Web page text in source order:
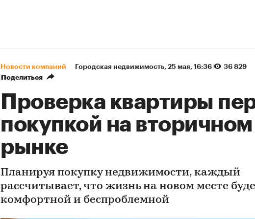
Новости компаний Городская недвижимость⁠, 25 мая, 16:36
36 829
Поделиться
Проверка квартиры
покупкой на вторичном
рынке
Планируя покупку недвижимости, каждый
рассчитывает, что жизнь на новом месте
комфортной и беспроблемной